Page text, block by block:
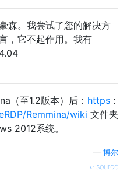
森。我尝试了您的解决方
，它不起作用。我有
（至1.2版本）后： https :
Remmina/wiki 文件夹
2012系统。
博尔
source